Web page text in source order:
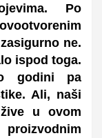
Po
ne.
ispod toga.
godini pa
Ali, naši
u ovom